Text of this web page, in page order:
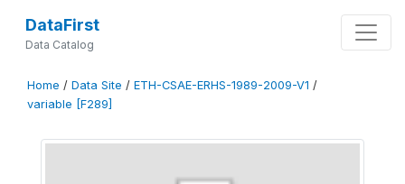
DataFirst
Data Catalog
Home / Data Site / ETH-CSAE-ERHS-1989-2009-V1 /
variable [F289]